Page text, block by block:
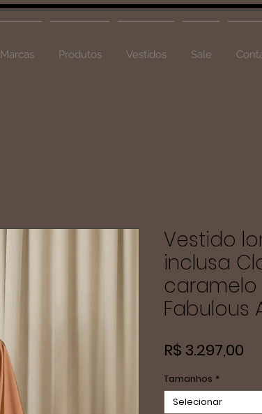
Marcas Produtos Vestidos Sale
Vestido
inclusa
Fabulous
R$ 3.297,00
Tamanhos *
Selecionar